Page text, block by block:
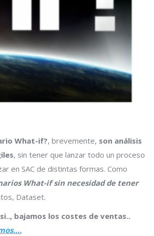
What-if?, brevemente, son análisis
, sin tener que lanzar todo un proceso
en SAC de distintas formas. Como
What-if sin necesidad de tener
Dataset.
bajamos los costes de ventas..